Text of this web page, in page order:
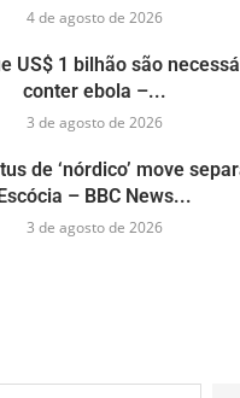
4 de agosto de 2026
US$ 1 bilhão são
conter ebola –...
3 de agosto de 2026
de ‘nórdico’ move
– BBC News...
3 de agosto de 2026